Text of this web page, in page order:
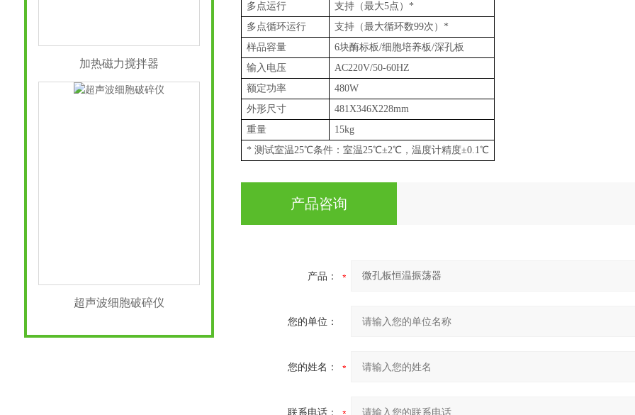
加热磁力搅拌器
超声波细胞破碎仪
多点运行
支持（最大5点）*
多点循环运行
支持（最大循环数99次）*
样品容量
6块酶标板/细胞培养板/深孔板
输入电压
AC220V/50-60HZ
额定功率
480W
外形尺寸
481X346X228mm
重量
15kg
* 测试室温25℃条件：室温25℃±2℃，温度计精度±0.1℃
产品咨询
产品：
您的单位：
您的姓名：
联系电话：